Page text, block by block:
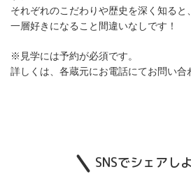
それぞれのこだわりや歴史を深く知る
一層好きになること間違いなしです！
※見学には予約が必須です。
詳しくは、各蔵元にお電話にてお問い合
SNSでシェアし